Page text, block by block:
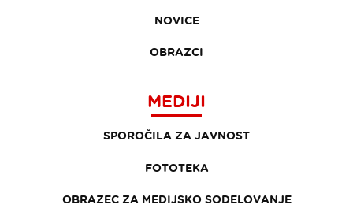
NOVICE
OBRAZCI
MEDIJI
SPOROČILA ZA JAVNOST
FOTOTEKA
OBRAZEC ZA MEDIJSKO SODELOVANJE